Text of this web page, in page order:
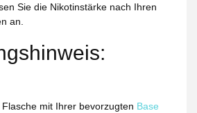
Sie die Nikotinstärke nach Ihren
an.
mit Ihrer bevorzugten Base